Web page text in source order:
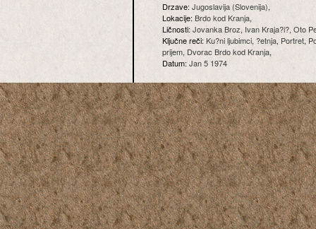
Drzave:Jugoslavija (Slovenija),
Lokacije:Brdo kod Kranja,
Ličnosti:Jovanka Broz, Ivan Kraja?i?, Oto
Ključne reči:Ku?ni ljubimci, ?etnja, Portret,
prijem, Dvorac Brdo kod Kranja,
Datum: Jan 5 1974